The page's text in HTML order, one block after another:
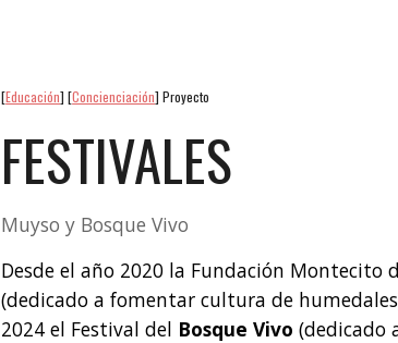
[Educación] [Concienciación] Proyecto
FESTIVALES
Muyso y Bosque Vivo
Desde el año 2020 la Fundación Montecito
(dedicado a fomentar cultura de
2024 el Festival del Bosque Vivo (dedicado